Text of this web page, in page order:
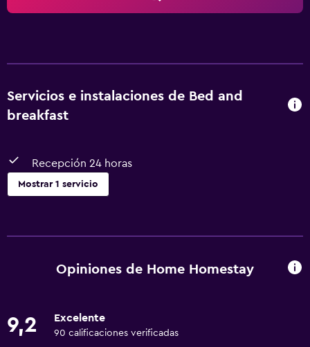
Servicios e instalaciones de Bed and
breakfast
Recepción 24 horas
Mostrar 1 servicio
Recepción 24 horas
Opiniones de Home Homestay
9,2 Excelente
90 calificaciones verificadas